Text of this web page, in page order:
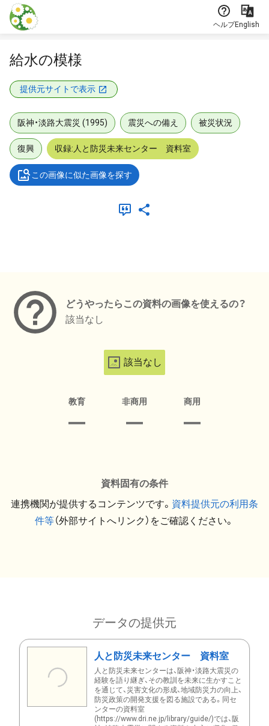
本文に飛ぶ
ヘルプEnglish
給水の模様
提供元サイトで表示
阪神・淡路大震災 (1995) 震災への備え 被災状況
復興 収録:人と防災未来センター 資料室
この画像に似た画像を探す
どうやったらこの資料の画像を使えるの？
該当なし
該当なし
教育 非商用 商用
資料固有の条件
連携機関が提供するコンテンツです。 資料提供元の利用条
件等（外部サイトへリンク）をご確認ください。
データの提供元
人と防災未来センター 資料室
人と防災未来センターは、阪神・淡路大震災の
経験を語り継ぎ、その教訓を未来に生かすこと
を通じて、災害文化の形成、地域防災力の向上、
防災政策の開発支援を図る施設である。同セ
ンターの資料室
(https://www.dri.ne.jp/library/guide/)では、阪